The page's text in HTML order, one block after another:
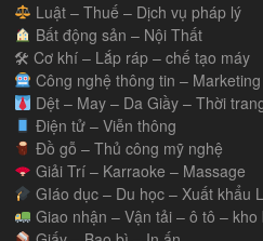
Luật – Thuế – Dịch vụ pháp lý
Bất động sản – Nội Thất
🛠 Cơ khí – Lắp ráp – chế tạo máy
Công nghệ thông tin – Marketing
Dệt – May – Da Giầy – Thời
Điện tử – Viễn thông
Đồ gỗ – Thủ công mỹ nghệ
Giải Trí – Karraoke – Massage
GIáo dục – Du học – Xuất khẩu
Giao nhận – Vận tải – ô tô – kho